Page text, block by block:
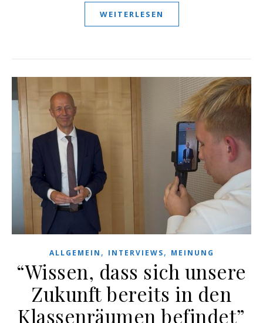
WEITERLESEN
ALLGEMEIN , INTERVIEWS, MEINUNG
“Wissen, dass sich unsere
Zukunft bereits in den
Klassenräumen befindet”